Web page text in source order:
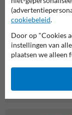
Verkeersbord RVV C02
cookiebeleid.
Door op "Cookies
instellingen van
plaatsen we alleen